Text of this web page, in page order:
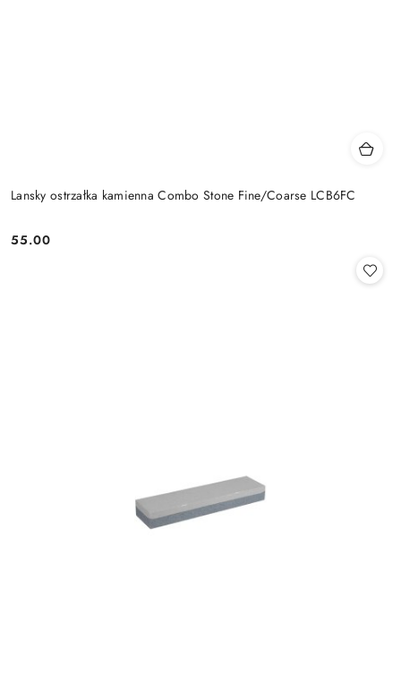
Lansky ostrzałka kamienna Combo Stone Fine/Coarse LCB6FC
Cena:
55.00